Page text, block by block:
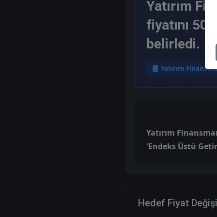
Yatırım
fiyatını
belirledi.
Yatırım
Yatırım
'Endeks Üstü
Hedef Fiyat